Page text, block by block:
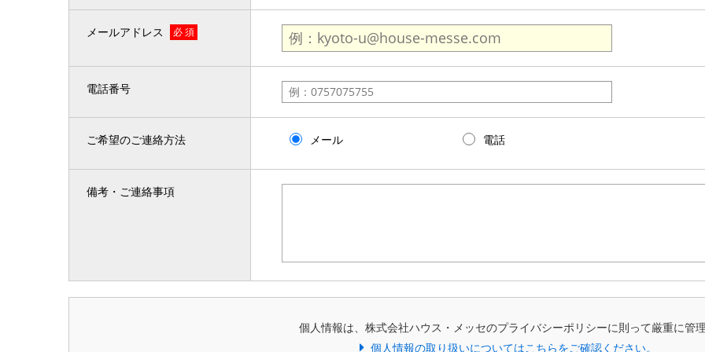
メールアドレス 必 須
電話番号
ご希望のご連絡方法 メール 電話
備考・ご連絡事項
個人情報は、株式会社ハウス・メッセのプライバシーポリシーに則って厳重に管理
個人情報の取り扱いについてはこちらをご確認ください。